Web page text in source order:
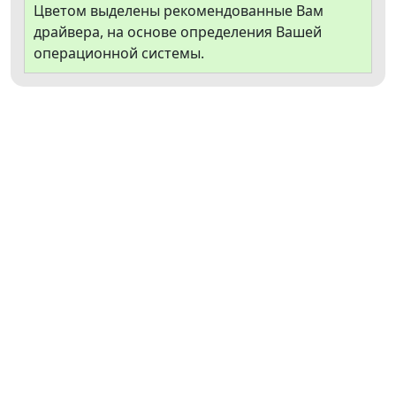
Цветом выделены рекомендованные Вам
драйвера, на основе определения Вашей
операционной системы.